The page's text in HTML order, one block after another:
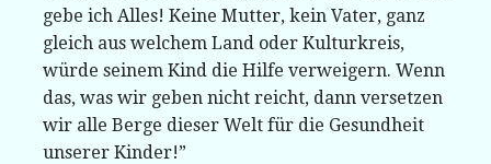
gebe ich Alles! Keine Mutter, kein Vater, ganz
gleich aus welchem Land oder Kulturkreis,
würde seinem Kind die Hilfe verweigern. Wenn
das, was wir geben nicht reicht, dann versetzen
wir alle Berge dieser Welt für die Gesundheit
unserer Kinder!”